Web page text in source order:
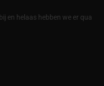
en helaas hebben we er qua